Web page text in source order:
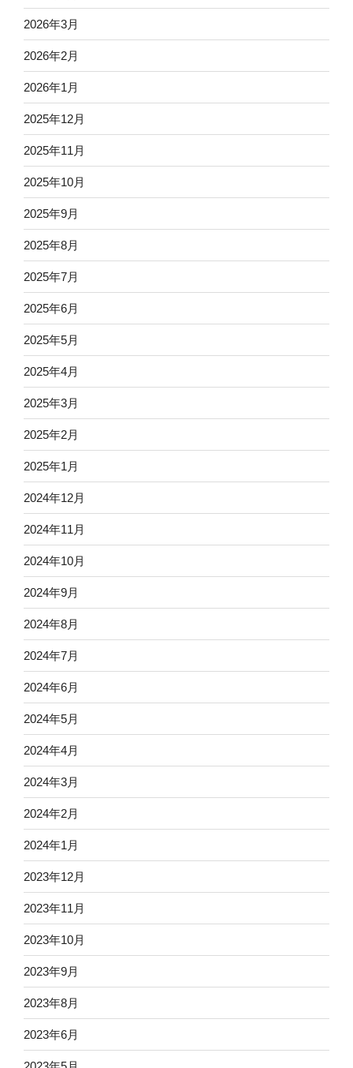
2026年3月
2026年2月
2026年1月
2025年12月
2025年11月
2025年10月
2025年9月
2025年8月
2025年7月
2025年6月
2025年5月
2025年4月
2025年3月
2025年2月
2025年1月
2024年12月
2024年11月
2024年10月
2024年9月
2024年8月
2024年7月
2024年6月
2024年5月
2024年4月
2024年3月
2024年2月
2024年1月
2023年12月
2023年11月
2023年10月
2023年9月
2023年8月
2023年6月